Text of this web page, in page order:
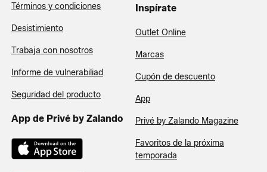
Términos y condiciones
Desistimiento
Trabaja con nosotros
Informe de vulnerabiliad
Seguridad del producto
App de Privé by Zalando
Inspírate
Outlet Online
Marcas
Cupón de descuento
App
Privé by Zalando Magazine
Favoritos de la próxima
temporada